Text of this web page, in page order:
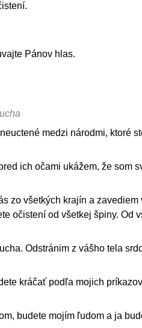
Pánov hlas.
medzi národmi, ktoré
ich očami ukážem, že som
zo všetkých krajín a zavediem
očistení od všetkej špiny. Od
Odstránim z vášho tela
kráčať podľa mojich
budete mojím ľudom a ja